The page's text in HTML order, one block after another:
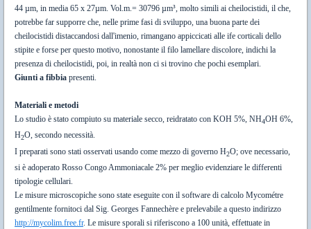
44 µm, in media 65 x 27µm. Vol.m.= 30796 µm³, molto simili ai cheilocistidi, il che,
potrebbe far supporre che, nelle prime fasi di sviluppo, una buona parte dei
cheilocistidi distaccandosi dall'imenio, rimangano appiccicati alle ife corticali dello
stipite e forse per questo motivo, nonostante il filo lamellare discolore, indichi la
presenza di cheilocistidi, poi, in realtà non ci si trovino che pochi esemplari.
Giunti a fibbia presenti.
Materiali e metodi
Lo studio è stato compiuto su materiale secco, reidratato con KOH 5%, NH4OH 6%,
H2O, secondo necessità.
I preparati sono stati osservati usando come mezzo di governo H2O; ove necessario,
si è adoperato Rosso Congo Ammoniacale 2% per meglio evidenziare le differenti
tipologie cellulari.
Le misure microscopiche sono state eseguite con il software di calcolo Mycométre
gentilmente fornitoci dal Sig. Georges Fannechère e prelevabile a questo indirizzo
http://mycolim.free.fr. Le misure sporali si riferiscono a 100 unità, effettuate in